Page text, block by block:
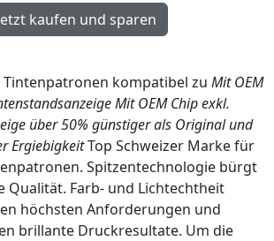
Tintenpatronen kompatibel zu Mit OEM
Mit OEM Chip exkl.
über 50% günstiger als Original und
ErgiebigkeitTop Schweizer Marke für
Spitzentechnologie bürgt
Qualität. Farb- und Lichtechtheit
höchsten Anforderungen und
brillante Druckresultate. Um die